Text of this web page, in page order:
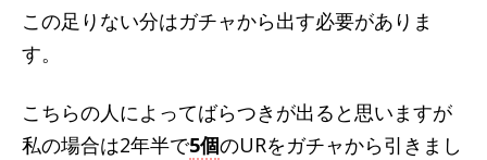
この足りない分はガチャから出す必要がありま
す。
こちらの人によってばらつきが出ると思いますが
私の場合は2年半で5個のURをガチャから引きまし